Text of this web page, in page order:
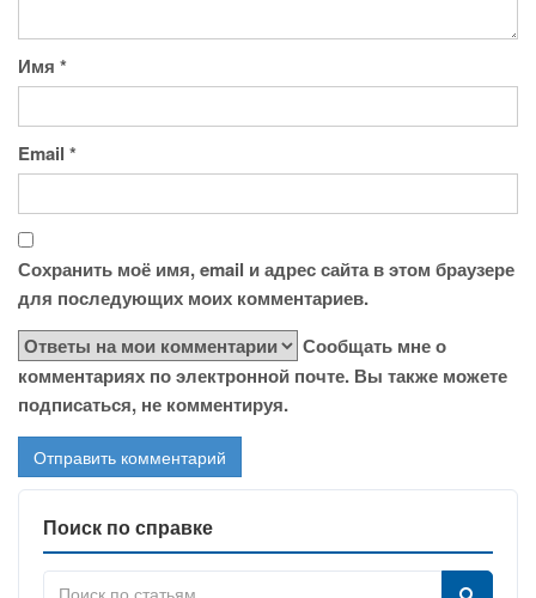
Имя *
Email *
Сохранить моё имя, email и адрес сайта в этом браузере
для последующих моих комментариев.
Сообщать мне о
комментариях по электронной почте. Вы также можете
подписаться, не комментируя.
Поиск по справке